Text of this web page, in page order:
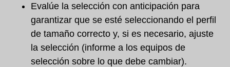
Evalúe la selección con anticipación para
garantizar que se esté seleccionando el perfil
de tamaño correcto y, si es necesario, ajuste
la selección (informe a los equipos de
selección sobre lo que debe cambiar).